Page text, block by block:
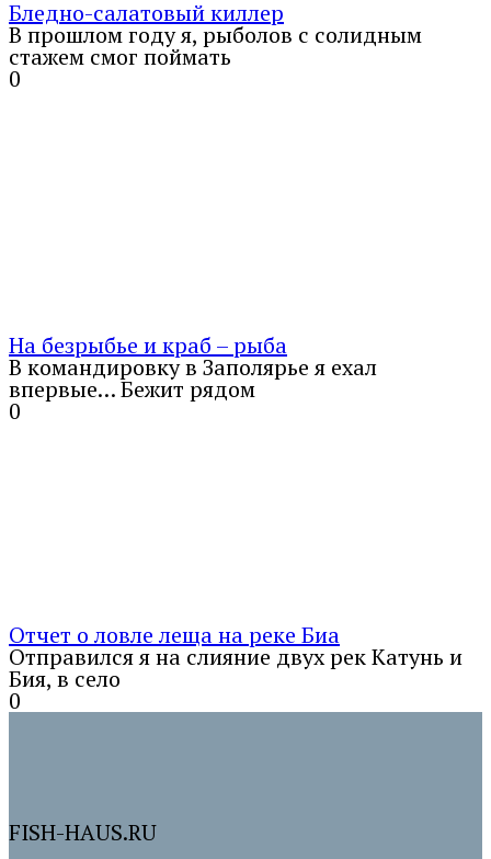
Бледно-салатовый киллер
В прошлом году я, рыболов с солидным
стажем смог поймать
0
На безрыбье и краб – рыба
В командировку в Заполярье я ехал
впервые… Бежит рядом
0
Отчет о ловле леща на реке Биа
Отправился я на слияние двух рек Катунь и
Бия, в село
0
FISH-HAUS.RU